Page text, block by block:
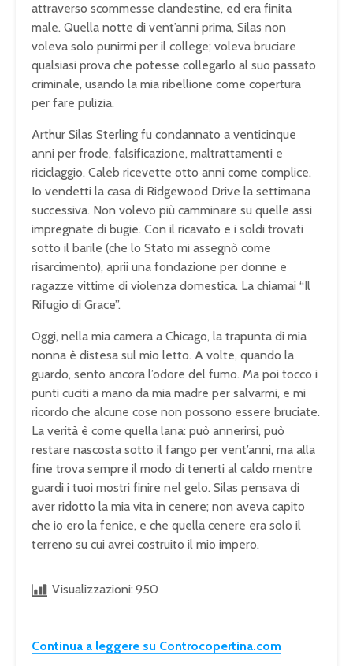
attraverso scommesse clandestine, ed era finita
male. Quella notte di vent’anni prima, Silas non
voleva solo punirmi per il college; voleva bruciare
qualsiasi prova che potesse collegarlo al suo passato
criminale, usando la mia ribellione come copertura
per fare pulizia.
Arthur Silas Sterling fu condannato a venticinque
anni per frode, falsificazione, maltrattamenti e
riciclaggio. Caleb ricevette otto anni come complice.
Io vendetti la casa di Ridgewood Drive la settimana
successiva. Non volevo più camminare su quelle assi
impregnate di bugie. Con il ricavato e i soldi trovati
sotto il barile (che lo Stato mi assegnò come
risarcimento), aprii una fondazione per donne e
ragazze vittime di violenza domestica. La chiamai “Il
Rifugio di Grace”.
Oggi, nella mia camera a Chicago, la trapunta di mia
nonna è distesa sul mio letto. A volte, quando la
guardo, sento ancora l’odore del fumo. Ma poi tocco i
punti cuciti a mano da mia madre per salvarmi, e mi
ricordo che alcune cose non possono essere bruciate.
La verità è come quella lana: può annerirsi, può
restare nascosta sotto il fango per vent’anni, ma alla
fine trova sempre il modo di tenerti al caldo mentre
guardi i tuoi mostri finire nel gelo. Silas pensava di
aver ridotto la mia vita in cenere; non aveva capito
che io ero la fenice, e che quella cenere era solo il
terreno su cui avrei costruito il mio impero.
Visualizzazioni: 950
Continua a leggere su Controcopertina.com